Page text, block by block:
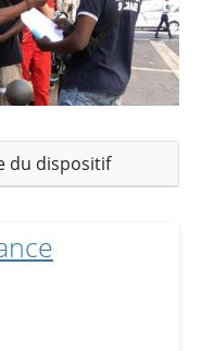
du dispositif